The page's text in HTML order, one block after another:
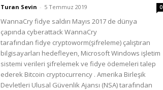
Turan Sevin - 5 Temmuz 2019 0
WannaCry fidye saldırı Mayıs 2017 de dünya
çapında cyberattack WannaCry
tarafından fidye cryptoworm(şifreleme) çalıştıran
bilgisayarları hedefleyen, Microsoft Windows işletim
sistemi verileri şifrelemek ve fidye ödemeleri talep
ederek Bitcoin cryptocurrency . Amerika Birleşik
Devletleri Ulusal Güvenlik Ajansı (NSA) tarafından